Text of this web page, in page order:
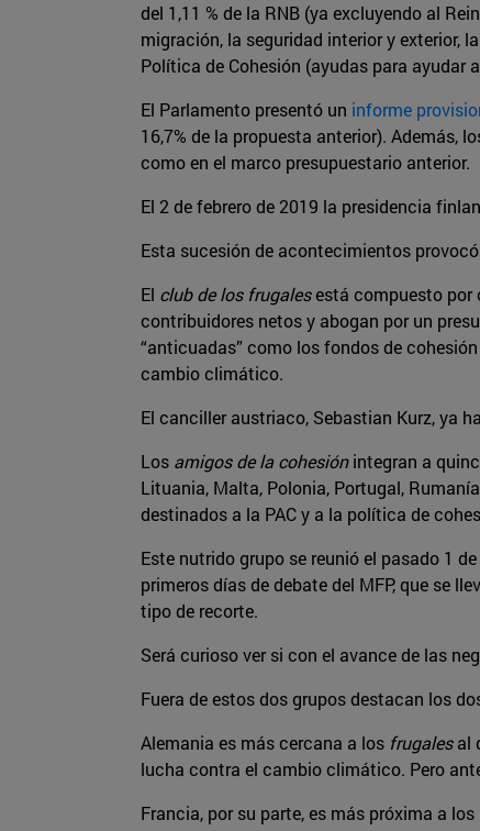
del 1,11 % de la RNB (ya excluyendo al
migración, la seguridad interior y exterior,
Política de Cohesión (ayudas para ayudar
El Parlamento presentó un informe
16,7% de la propuesta anterior). Además,
como en el marco presupuestario anterior.
El 2 de febrero de 2019 la presidencia
Esta sucesión de acontecimientos
El club de los frugalesestá compuesto por
contribuidores netos y abogan por un
“anticuadas” como los fondos de
cambio climático.
El canciller austriaco, Sebastian Kurz, ya
Los amigos de la cohesiónintegran a
Lituania, Malta, Polonia, Portugal,
destinados a la PAC y a la política de
Este nutrido grupo se reunió el pasado 1
primeros días de debate del MFP, que se
tipo de recorte.
Será curioso ver si con el avance de las
Fuera de estos dos grupos destacan los
Alemania es más cercana a los frugalesal
lucha contra el cambio climático. Pero
Francia, por su parte, es más próxima a los